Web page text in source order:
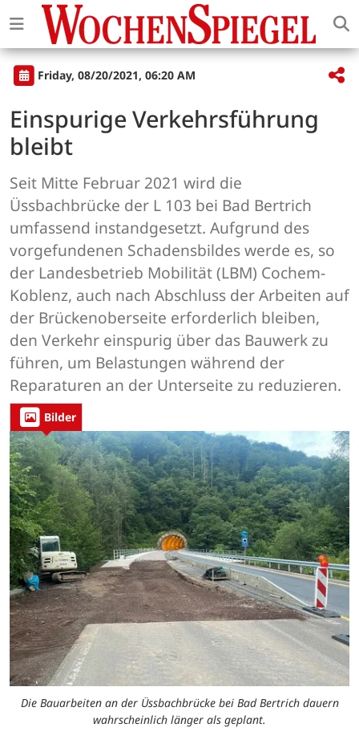
Friday, 08/20/2021, 06:20 AM
Einspurige Verkehrsführung
bleibt
Seit Mitte Februar 2021 wird die
Üssbachbrücke der L 103 bei Bad Bertrich
umfassend instandgesetzt. Aufgrund des
vorgefundenen Schadensbildes werde es, so
der Landesbetrieb Mobilität (LBM) Cochem-
Koblenz, auch nach Abschluss der Arbeiten auf
der Brückenoberseite erforderlich bleiben,
den Verkehr einspurig über das Bauwerk zu
führen, um Belastungen während der
Reparaturen an der Unterseite zu reduzieren.
Bilder
Die Bauarbeiten an der Üssbachbrücke bei Bad Bertrich dauern
wahrscheinlich länger als geplant.